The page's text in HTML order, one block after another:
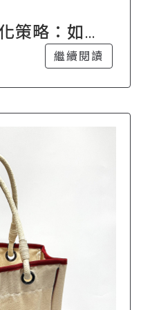
策略：如何
繼續閱讀